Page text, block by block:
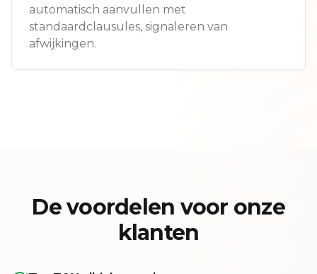
automatisch aanvullen met
standaardclausules, signaleren van
afwijkingen.
De voordelen voor onze
klanten